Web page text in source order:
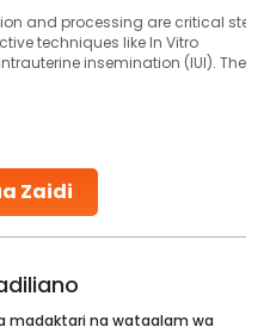
Zaidi
are critical steps
like In Vitro
insemination (IUI). These
madaktari na wataalam wa